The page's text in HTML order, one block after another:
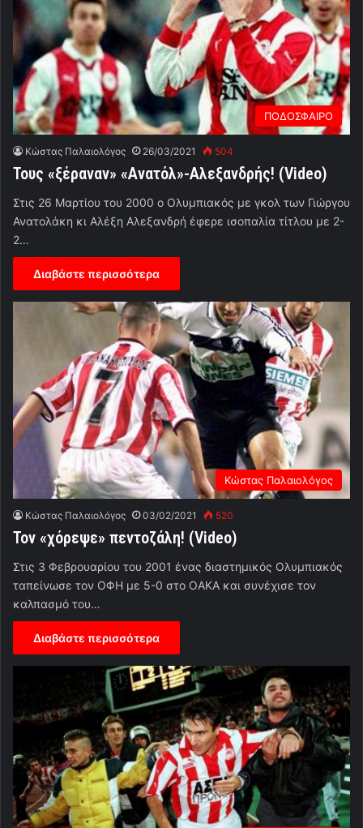
ΠΟΔΟΣΦΑΙΡΟ
Κώστας Παλαιολόγος 26/03/2021 504
Τους «ξέραναν» «Ανατόλ»-Αλεξανδρής! (Video)
Στις 26 Μαρτίου του 2000 ο Ολυμπιακός με γκολ των Γιώργου
Ανατολάκη κι Αλέξη Αλεξανδρή έφερε ισοπαλία τίτλου με 2-
2…
Διαβάστε περισσότερα
Κώστας Παλαιολόγος
Κώστας Παλαιολόγος 03/02/2021 520
Τον «χόρεψε» πεντοζάλη! (Video)
Στις 3 Φεβρουαρίου του 2001 ένας διαστημικός Ολυμπιακός
ταπείνωσε τον ΟΦΗ με 5-0 στο ΟΑΚΑ και συνέχισε τον
καλπασμό του…
Διαβάστε περισσότερα